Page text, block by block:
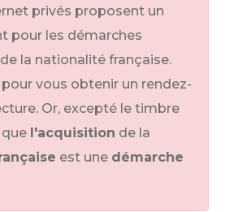
privés proposent un
pour les démarches
la nationalité française.
vous obtenir un rendez-
Or, excepté le timbre
l'acquisition de la
est une démarche